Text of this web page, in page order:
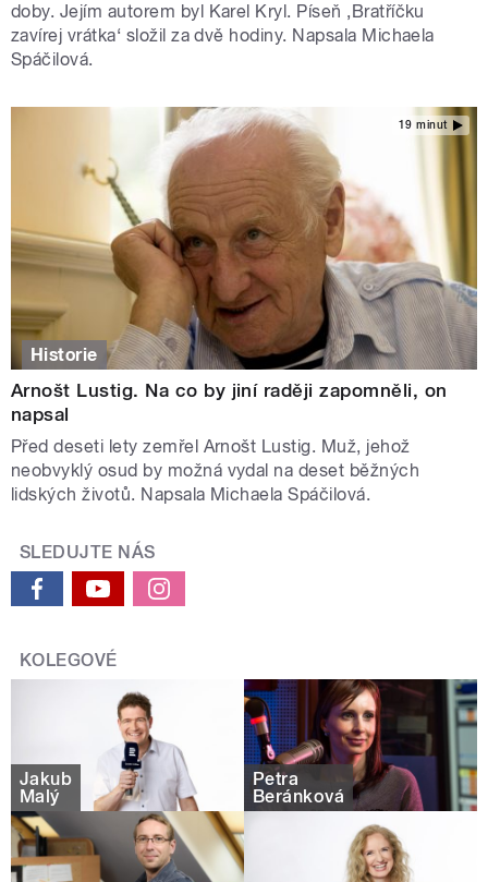
doby. Jejím autorem byl Karel Kryl. Píseň ‚Bratříčku
zavírej vrátka‘ složil za dvě hodiny. Napsala Michaela
Spáčilová.
19 minut
Historie
Arnošt Lustig. Na co by jiní raději zapomněli, on
napsal
Před deseti lety zemřel Arnošt Lustig. Muž, jehož
neobvyklý osud by možná vydal na deset běžných
lidských životů. Napsala Michaela Spáčilová.
SLEDUJTE NÁS
KOLEGOVÉ
Jakub
Malý
Petra
Beránková